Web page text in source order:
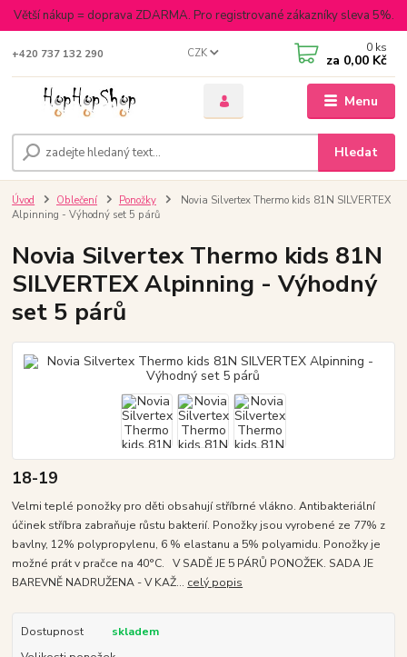
Větší nákup = doprava ZDARMA. Pro registrované zákazníky sleva 5%.
Menu
CZK
Hledat
+420 737 132 290 0 ks
za 0,00 Kč
Úvod Oblečení Ponožky
Novia Silvertex Thermo kids 81N SILVERTEX
Alpinning - Výhodný set 5 párů
Novia Silvertex Thermo kids 81N
SILVERTEX Alpinning - Výhodný
set 5 párů
18-19
Velmi teplé ponožky pro děti obsahují stříbrné vlákno. Antibakteriální
účinek stříbra zabraňuje růstu bakterií. Ponožky jsou vyrobené ze 77% z
bavlny, 12% polypropylenu, 6 % elastanu a 5% polyamidu. Ponožky je
možné prát v pračce na 40°C. V SADĚ JE 5 PÁRŮ PONOŽEK. SADA JE
BAREVNĚ NADRUŽENA - V KAŽ... celý popis
Dostupnost
skladem